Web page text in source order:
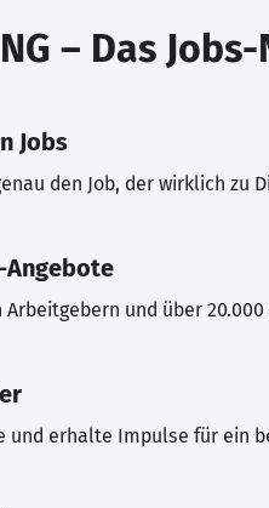
– Das
Jobs
den Job, der wirklich zu
Angebote
Arbeitgebern und über 20.000
und erhalte Impulse für ein